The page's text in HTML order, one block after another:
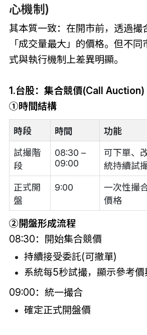
心機制)
其本質一致：在開市前，透過撮
「成交量最大」的價格。但不
式與執行機制上差異明顯。
1.台股：集合競價(Call Auction)
①時間結構
時段 時間 功能
試撮階
段
08:30 –
09:00
可下單、
統持續試
正式開
盤
9:00
一次性撮
價格
②開盤形成流程
08:30：開始集合競價
持續接受委託(可撤單)
系統每5秒試撮，顯示參考
09:00：統一撮合
確定正式開盤價